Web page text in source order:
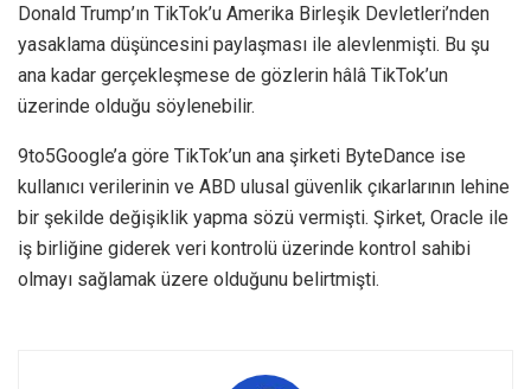
Donald Trump’ın TikTok’u Amerika Birleşik Devletleri’nden
yasaklama düşüncesini paylaşması ile alevlenmişti. Bu şu
ana kadar gerçekleşmese de gözlerin hâlâ TikTok’un
üzerinde olduğu söylenebilir.
9to5Google’a göre TikTok’un ana şirketi ByteDance ise
kullanıcı verilerinin ve ABD ulusal güvenlik çıkarlarının lehine
bir şekilde değişiklik yapma sözü vermişti. Şirket, Oracle ile
iş birliğine giderek veri kontrolü üzerinde kontrol sahibi
olmayı sağlamak üzere olduğunu belirtmişti.